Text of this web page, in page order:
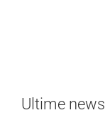
Ultime news